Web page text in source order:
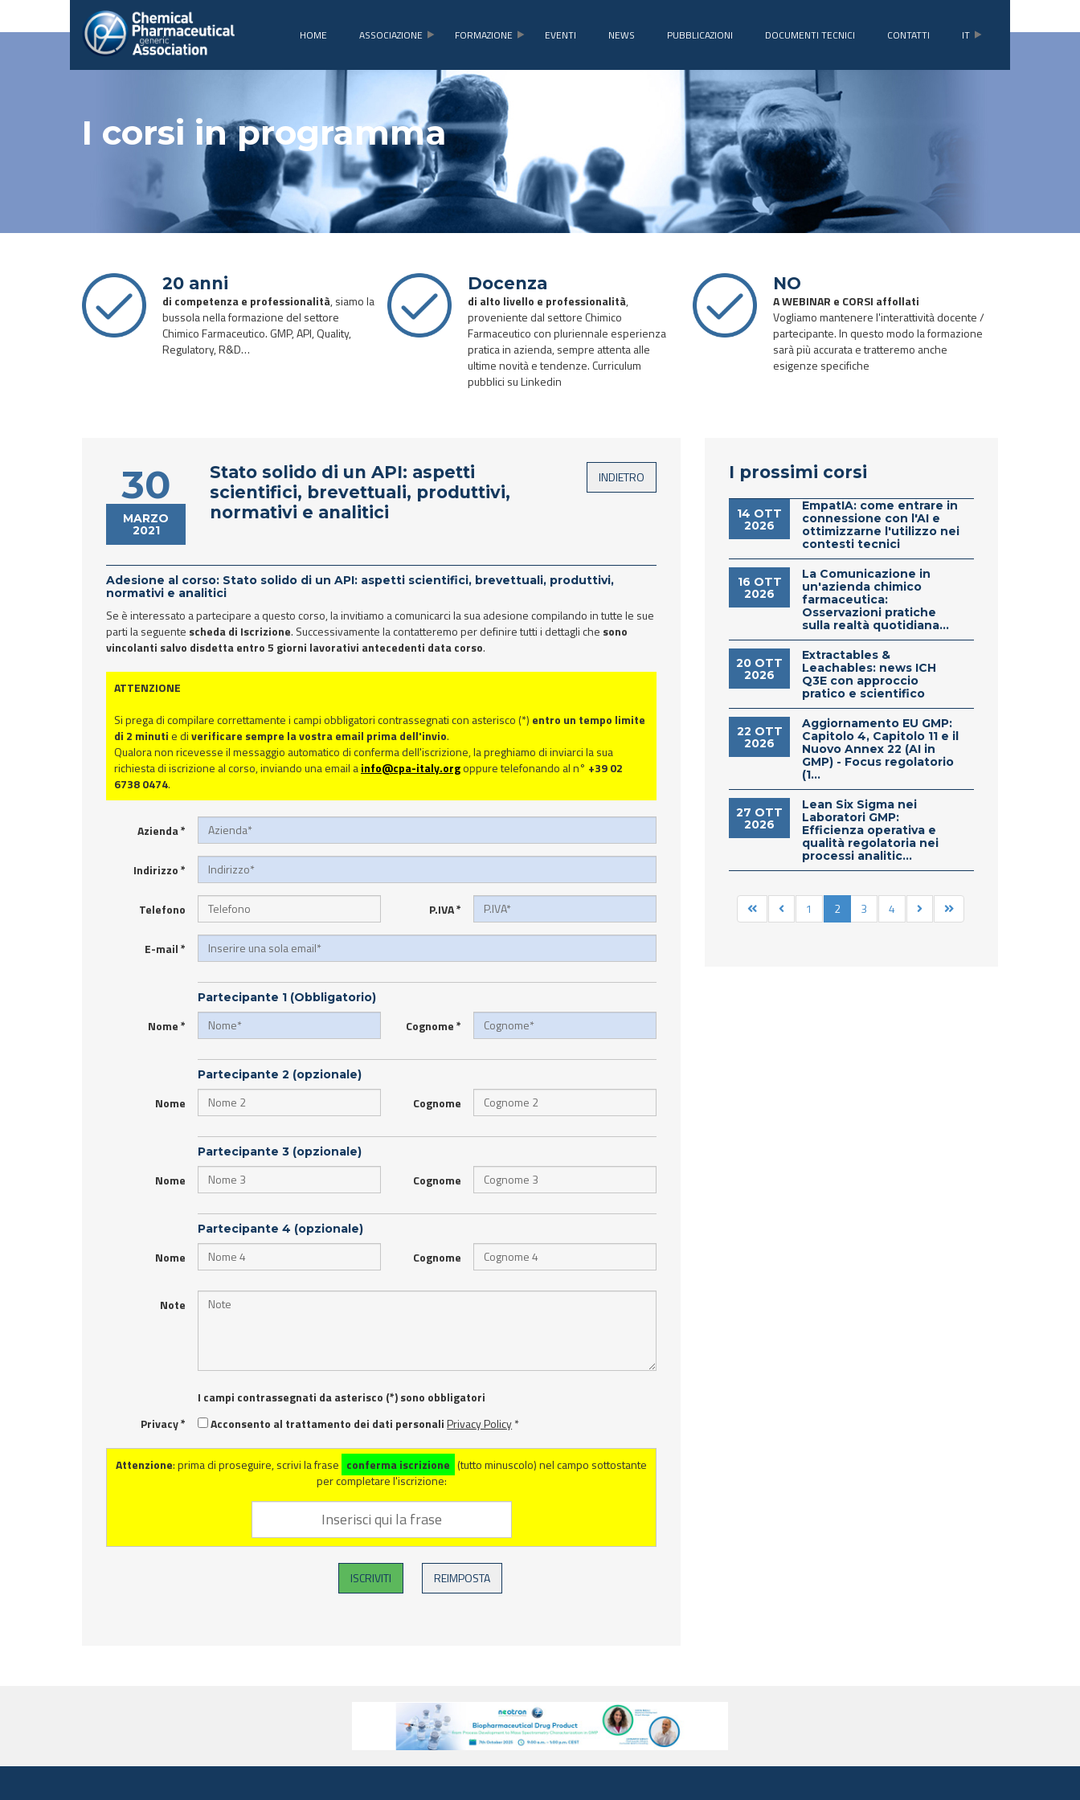
HOME ASSOCIAZIONE FORMAZIONE EVENTI NEWS PUBBLICAZIONI DOCUMENTI TECNICI CONTATTI IT
I corsi in programma
20 anni
di competenza e professionalità, siamo la
bussola nella formazione del settore
Chimico Farmaceutico. GMP, API, Quality,
Regulatory, R&D…
Docenza
di alto livello e professionalità,
proveniente dal settore Chimico
Farmaceutico con pluriennale esperienza
pratica in azienda, sempre attenta alle
ultime novità e tendenze. Curriculum
pubblici su Linkedin
NO
A WEBINAR e CORSI affollati
Vogliamo mantenere l'interattività docente /
partecipante. In questo modo la formazione
sarà più accurata e tratteremo anche
esigenze specifiche
30
MARZO
2021
Stato solido di un API: aspetti
scientifici, brevettuali, produttivi,
normativi e analitici
Adesione al corso: Stato solido di un API: aspetti scientifici, brevettuali, produttivi,
normativi e analitici
Se è interessato a partecipare a questo corso, la invitiamo a comunicarci la sua adesione compilando in tutte le sue
parti la seguente scheda di Iscrizione. Successivamente la contatteremo per definire tutti i dettagli che sono
vincolanti salvo disdetta entro 5 giorni lavorativi antecedenti data corso.
ATTENZIONE
Si prega di compilare correttamente i campi obbligatori contrassegnati con asterisco (*) entro un tempo limite
di 2 minuti e diverificare sempre la vostra email prima dell'invio.
Qualora non ricevesse il messaggio automatico di conferma dell'iscrizione, la preghiamo di inviarci la sua
richiesta di iscrizione al corso, inviando una email ainfo@cpa-italy.orgoppure telefonando al n° +39 02
6738 0474.
Azienda*
Indirizzo*
Telefono P.IVA*
E-mail*
Partecipante 1 (Obbligatorio)
Nome* Cognome*
Partecipante 2 (opzionale)
Nome Cognome
Partecipante 3 (opzionale)
Nome Cognome
Partecipante 4 (opzionale)
Nome Cognome
Note
I campi contrassegnati da asterisco (*) sono obbligatori
Privacy* Acconsento al trattamento dei dati personaliPrivacy Policy*
Attenzione: prima di proseguire, scrivi la frase conferma iscrizione (tutto minuscolo) nel campo sottostante
per completare l'iscrizione:
I prossimi corsi
14 OTT
2026
EmpatIA: come entrare in
connessione con l'AI e
ottimizzarne l'utilizzo nei
contesti tecnici
16 OTT
2026
La Comunicazione in
un'azienda chimico
farmaceutica:
Osservazioni pratiche
sulla realtà quotidiana...
20 OTT
2026
Extractables &
Leachables: news ICH
Q3E con approccio
pratico e scientifico
22 OTT
2026
Aggiornamento EU GMP:
Capitolo 4, Capitolo 11 e il
Nuovo Annex 22 (AI in
GMP) - Focus regolatorio
(1...
27 OTT
2026
Lean Six Sigma nei
Laboratori GMP:
Efficienza operativa e
qualità regolatoria nei
processi analitic...
1 2 3 4